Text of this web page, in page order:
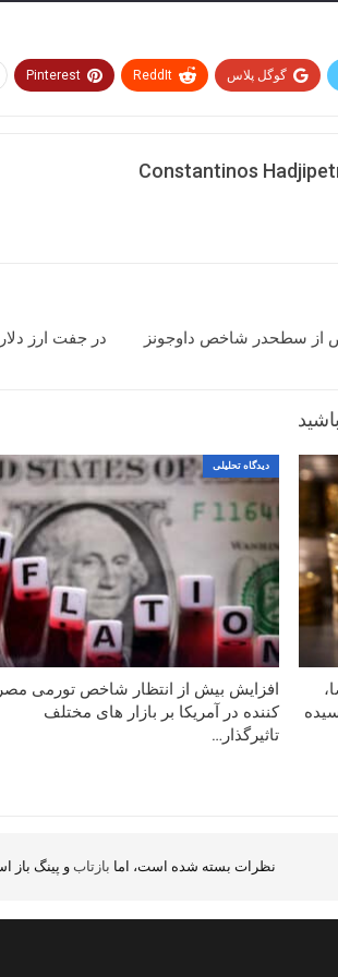
گوگل پلاس ReddIt
Pinterest
Constantinos
از سطحدر شاخص داوجونز
در جفت ارز
دلار رسیده
دیدگاه تحلیلی
افزایش بیش از انتظار شاخص تورمی
کننده در آمریکا بر بازار های مختلف
تاثیرگذار…
نظرات بسته شده است، اما بازتاب و پینگ باز